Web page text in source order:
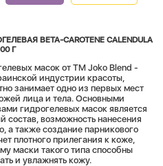
BETA-CAROTENE CALENDULA
Г
масок от TM Joko Blend -
индустрии красоты,
занимает одно из первых мест
лица и тела. Основными
гидрогелевых масок является
состав, возможность нанесения
а также создание парникового
плотного прилегания к коже,
маски такого типа способны
и увлажнять кожу.